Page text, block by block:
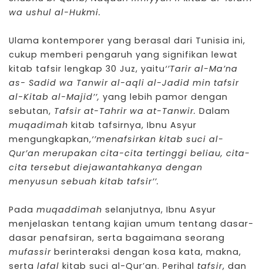
wa ushul al-Hukmi.
Ulama kontemporer yang berasal dari Tunisia ini,
cukup memberi pengaruh yang signifikan lewat
kitab tafsir lengkap 30 Juz, yaitu‘’Tarir al-Ma’na
as- Sadid wa Tanwir al-aqli al-Jadid min tafsir
al-Kitab al-Majid’’, yang lebih pamor dengan
sebutan, Tafsir at-Tahrir wa at-Tanwir. Dalam
muqadimah kitab tafsirnya, Ibnu Asyur
mengungkapkan,‘’menafsirkan kitab suci al-
Qur’an merupakan cita-cita tertinggi beliau, cita-
cita tersebut diejawantahkanya dengan
menyusun sebuah kitab tafsir’’.
Pada muqaddimah selanjutnya, Ibnu Asyur
menjelaskan tentang kajian umum tentang dasar-
dasar penafsiran, serta bagaimana seorang
mufassir berinteraksi dengan kosa kata, makna,
serta lafal kitab suci al-Qur’an. Perihal tafsir, dan